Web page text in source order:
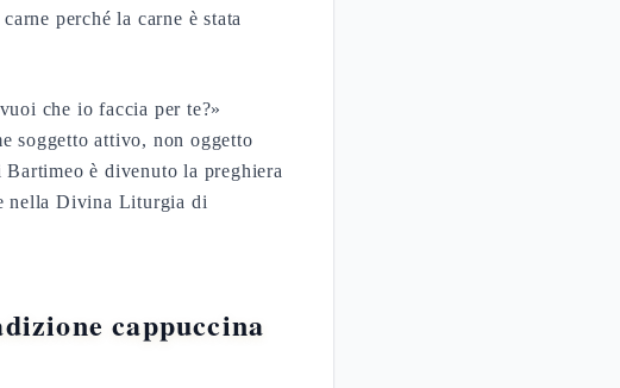
perché la carne è stata
che io faccia per te?»
soggetto attivo, non oggetto
è divenuto la preghiera
nella Divina Liturgia di
cappuccina